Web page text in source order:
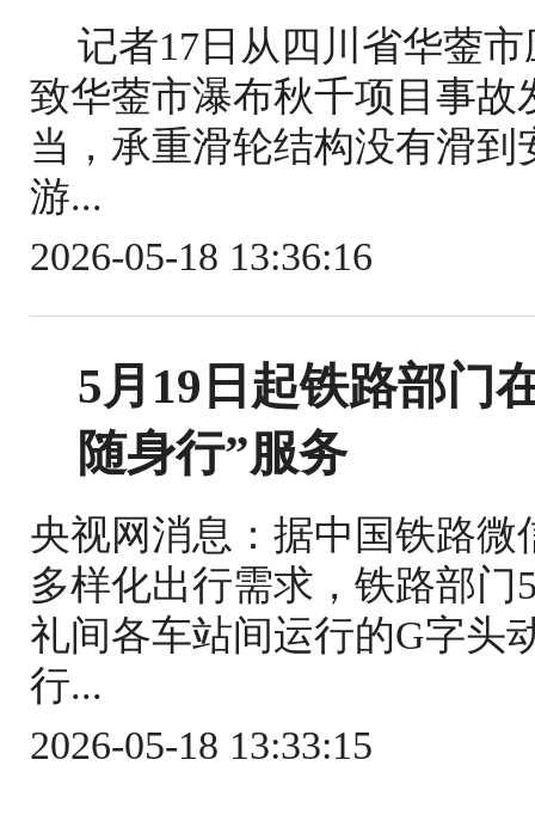
记者17日从四川省华蓥
致华蓥市瀑布秋千项目事
当，承重滑轮结构没有滑
游...
2026-05-18 13:36:16
5月19日起铁路部门
随身行”服务
央视网消息：据中国铁路
多样化出行需求，铁路部门
礼间各车站间运行的G字头
行...
2026-05-18 13:33:15